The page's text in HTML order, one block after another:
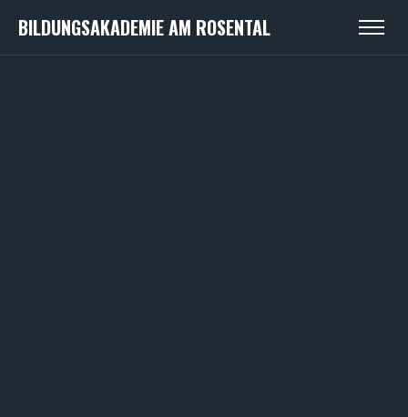
BILDUNGSAKADEMIE AM ROSENTAL